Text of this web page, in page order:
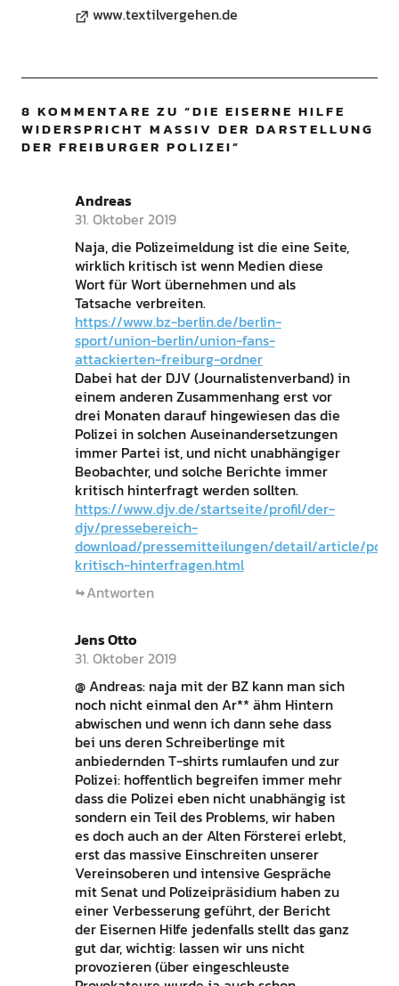
www.textilvergehen.de
8 KOMMENTARE ZU “DIE EISERNE HILFE
WIDERSPRICHT MASSIV DER DARSTELLUNG
DER FREIBURGER POLIZEI”
Andreas
31. Oktober 2019
Naja, die Polizeimeldung ist die eine Seite,
wirklich kritisch ist wenn Medien diese
Wort für Wort übernehmen und als
Tatsache verbreiten.
https://www.bz-berlin.de/berlin-
sport/union-berlin/union-fans-
attackierten-freiburg-ordner
Dabei hat der DJV (Journalistenverband) in
einem anderen Zusammenhang erst vor
drei Monaten darauf hingewiesen das die
Polizei in solchen Auseinandersetzungen
immer Partei ist, und nicht unabhängiger
Beobachter, und solche Berichte immer
kritisch hinterfragt werden sollten.
https://www.djv.de/startseite/profil/der-
djv/pressebereich-
download/pressemitteilungen/detail/article/
kritisch-hinterfragen.html
Antworten
Jens Otto
31. Oktober 2019
@ Andreas: naja mit der BZ kann man sich
noch nicht einmal den Ar** ähm Hintern
abwischen und wenn ich dann sehe dass
bei uns deren Schreiberlinge mit
anbiedernden T-shirts rumlaufen und zur
Polizei: hoffentlich begreifen immer mehr
dass die Polizei eben nicht unabhängig ist
sondern ein Teil des Problems, wir haben
es doch auch an der Alten Försterei erlebt,
erst das massive Einschreiten unserer
Vereinsoberen und intensive Gespräche
mit Senat und Polizeipräsidium haben zu
einer Verbesserung geführt, der Bericht
der Eisernen Hilfe jedenfalls stellt das ganz
gut dar, wichtig: lassen wir uns nicht
provozieren (über eingeschleuste